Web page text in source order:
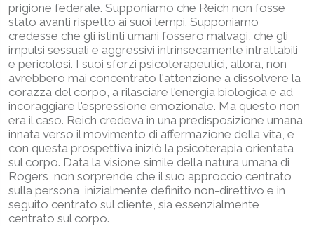
prigione federale. Supponiamo che Reich non fosse
stato avanti rispetto ai suoi tempi. Supponiamo
credesse che gli istinti umani fossero malvagi, che gli
impulsi sessuali e aggressivi intrinsecamente intrattabili
e pericolosi. I suoi sforzi psicoterapeutici, allora, non
avrebbero mai concentrato l'attenzione a dissolvere la
corazza del corpo, a rilasciare l'energia biologica e ad
incoraggiare l'espressione emozionale. Ma questo non
era il caso. Reich credeva in una predisposizione umana
innata verso il movimento di affermazione della vita, e
con questa prospettiva iniziò la psicoterapia orientata
sul corpo. Data la visione simile della natura umana di
Rogers, non sorprende che il suo approccio centrato
sulla persona, inizialmente definito non-direttivo e in
seguito centrato sul cliente, sia essenzialmente
centrato sul corpo.